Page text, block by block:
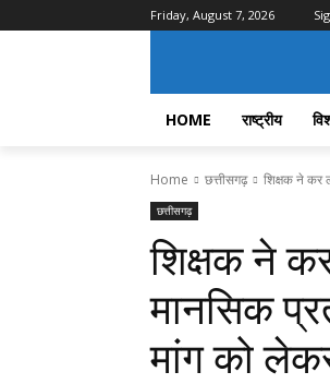
Friday, August 7, 2026
HOME राष्ट्रीय
Home छत्तीसगढ़ शिक्षक ने कर
छत्तीसगढ़
शिक्षक ने
मानसिक
मांग को